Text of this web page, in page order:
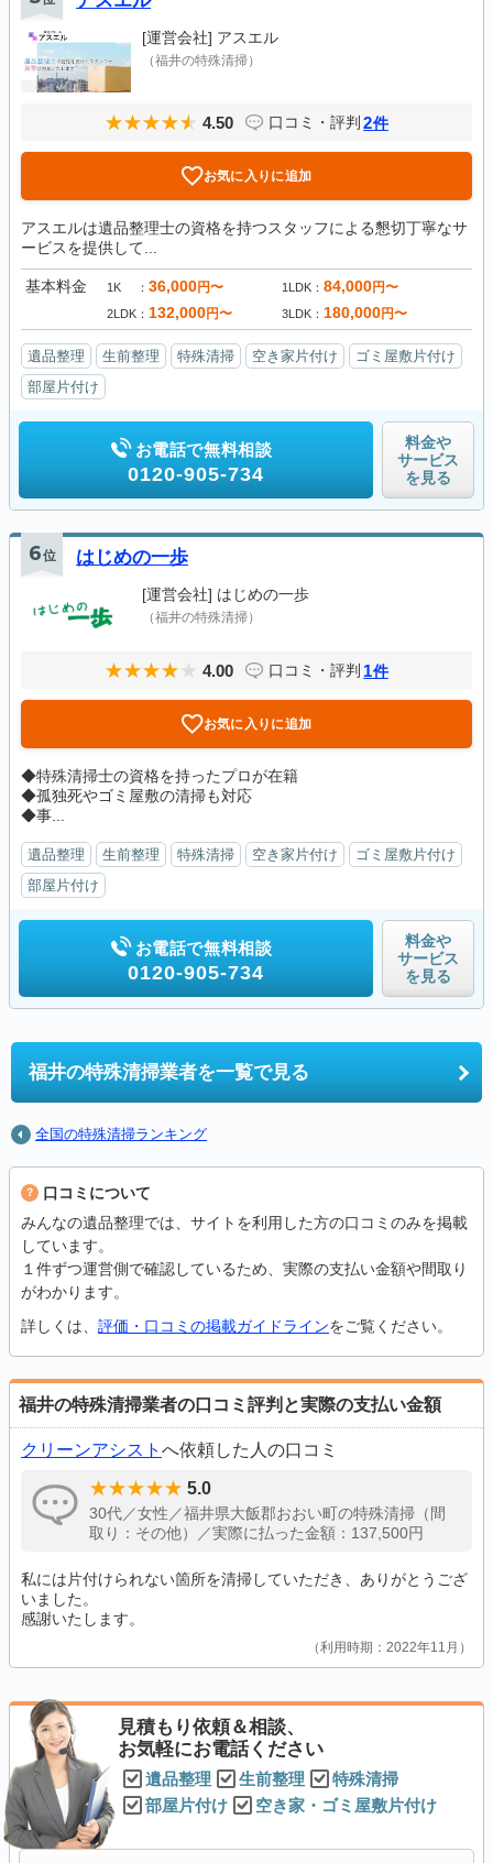
[運営会社] アスエル
（福井の特殊清掃）
4.50 口コミ・評判 2件
お気に入りに追加
アスエルは遺品整理士の資格を持つスタッフによる懇切丁寧なサ
ービスを提供して...
基本料金 1K 36,000円〜 1LDK 84,000円〜
2LDK 132,000円〜 3LDK 180,000円〜
遺品整理 生前整理 特殊清掃 空き家片付け
ゴミ屋敷片付け
部屋片付け
お電話で無料相談
0120-905-734
料金や
サービス
を見る
6位 はじめの一歩
[運営会社] はじめの一歩
（福井の特殊清掃）
4.00 口コミ・評判 1件
お気に入りに追加
◆特殊清掃士の資格を持ったプロが在籍
◆孤独死やゴミ屋敷の清掃も対応
◆事...
遺品整理 生前整理 特殊清掃 空き家片付け
ゴミ屋敷片付け
部屋片付け
お電話で無料相談
0120-905-734
料金や
サービス
を見る
福井の特殊清掃業者を一覧で見る
全国の特殊清掃ランキング
口コミについて
みんなの遺品整理では、サイトを利用した方の口コミのみを掲載
しています。
１件ずつ運営側で確認しているため、実際の支払い金額や間取り
がわかります。
詳しくは、 評価・口コミの掲載ガイドラインをご覧ください。
福井の特殊清掃業者の口コミ評判と実際の支払い金額
クリーンアシスト へ依頼した人の口コミ
5.0
30代／女性／福井県大飯郡おおい町の特殊清掃（間
取り：その他）／実際に払った金額：137,500円
私には片付けられない箇所を清掃していただき、ありがとうござ
いました。
感謝いたします。
利用時期：2022年11月
見積もり依頼＆相談、
お気軽にお電話ください
遺品整理 生前整理
特殊清掃
部屋片付け
空き家・ゴミ屋敷片付け